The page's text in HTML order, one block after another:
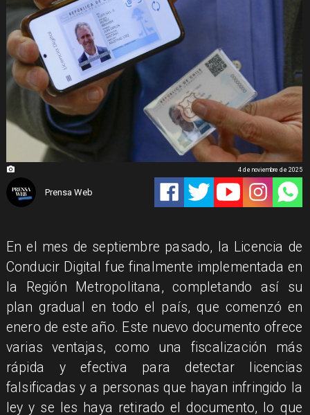
Prensa Web
4 de noviembre de 2025
En el mes de septiembre pasado, la Licencia de
Conducir Digital fue finalmente implementada en
la Región Metropolitana, completando así su
plan gradual en todo el país, que comenzó en
enero de este año. Este nuevo documento ofrece
varias ventajas, como una fiscalización más
rápida y efectiva para detectar licencias
falsificadas y a personas que hayan infringido la
ley y se les haya retirado el documento, lo que